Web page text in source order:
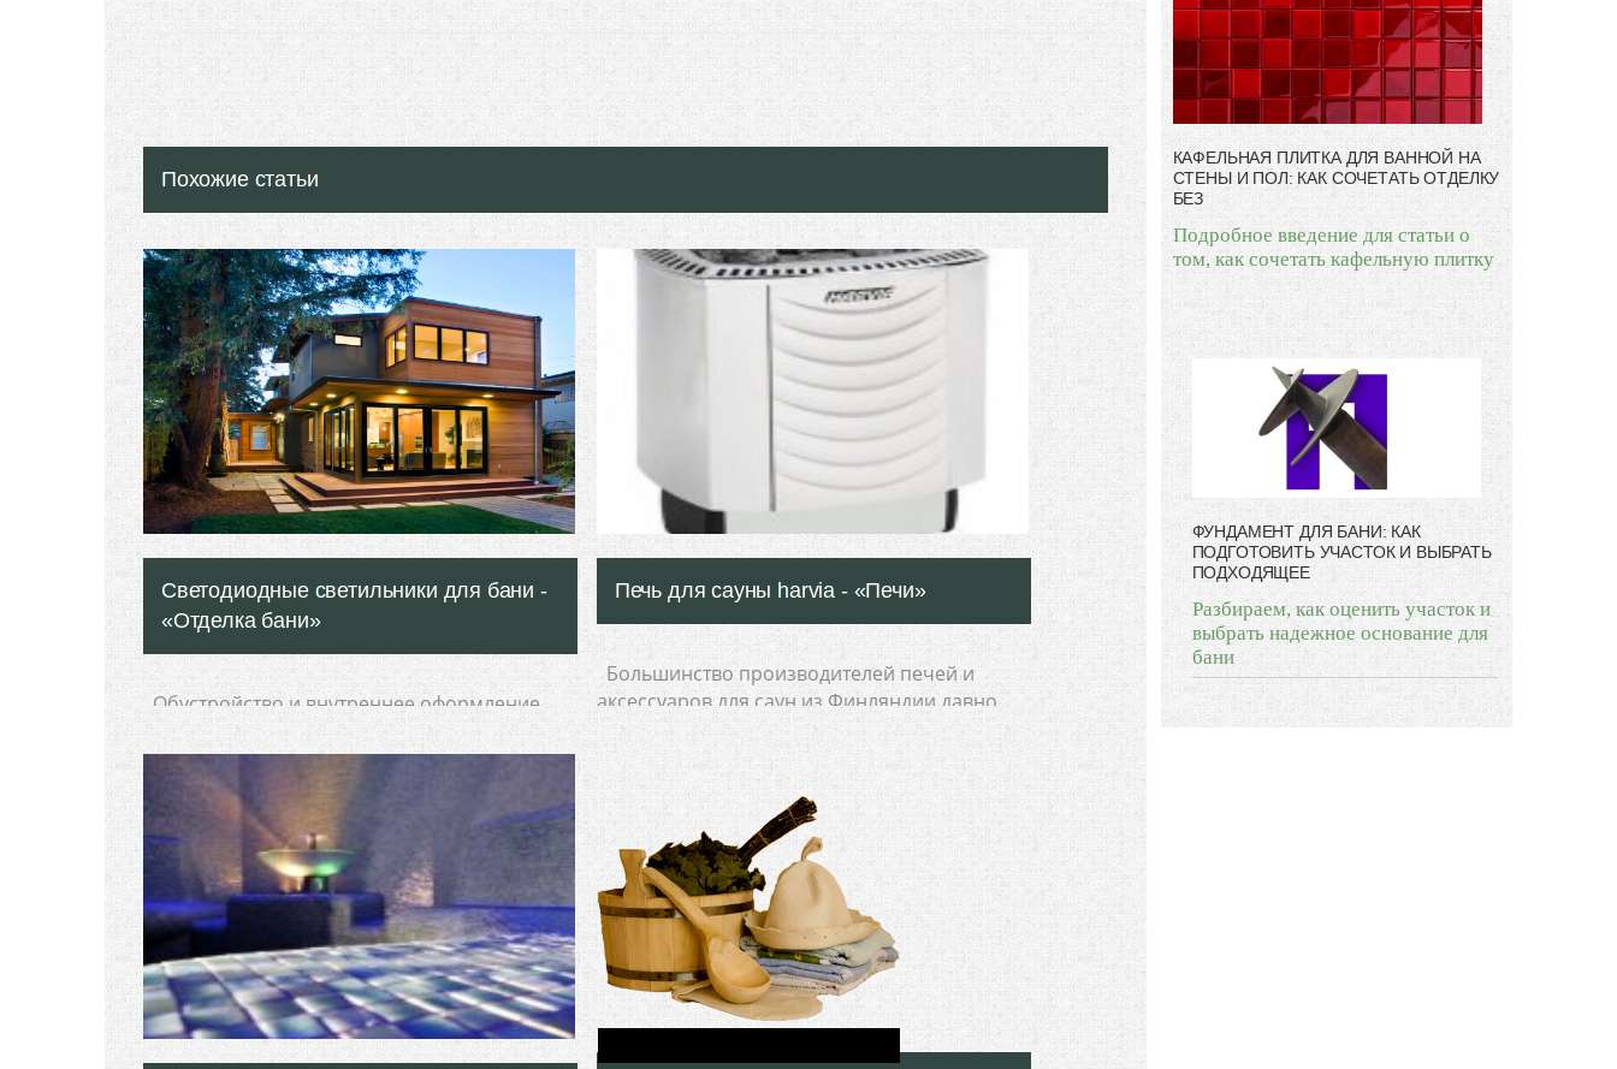
Похожие статьи
Светодиодные светильники для бани -
«Отделка бани»
Обустройство и внутреннее оформление
бани должно быть таким, чтобы доставлять
человеку физическое, моральное и
эстетическое удовольствие. А
Подробнее
Печь для сауны harvia - «Печи»
Большинство производителей печей и
аксессуаров для саун из Финляндии давно
прославились не только у себя на родине, но
и далеко за ее пределами. И
Подробнее
КАФЕЛЬНАЯ ПЛИТКА ДЛЯ ВАННОЙ НА
СТЕНЫ И ПОЛ: КАК СОЧЕТАТЬ ОТДЕЛКУ
БЕЗ
Подробное введение для статьи о
том, как сочетать кафельную плитку
ФУНДАМЕНТ ДЛЯ БАНИ: КАК
ПОДГОТОВИТЬ УЧАСТОК И ВЫБРАТЬ
ПОДХОДЯЩЕЕ
Разбираем, как оценить участок и
выбрать надежное основание для
бани